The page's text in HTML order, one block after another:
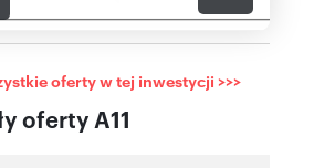
oferty A11
oferty w tej inwestycji >>>